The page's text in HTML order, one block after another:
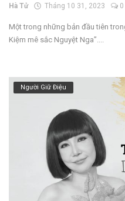
Hà Tử Tháng 10 31, 2023 0
Một trong những bản đầu tiên
Kiệm mê sắc Nguyệt Nga”....
Người Giữ Điệu